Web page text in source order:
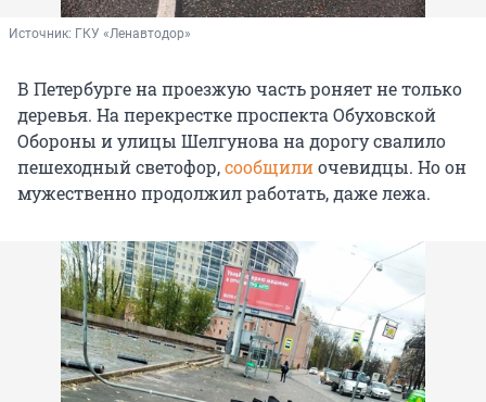
Источник: ГКУ «Ленавтодор»
В Петербурге на проезжую часть роняет не только
деревья. На перекрестке проспекта Обуховской
Обороны и улицы Шелгунова на дорогу свалило
пешеходный светофор,сообщилиочевидцы. Но он
мужественно продолжил работать, даже лежа.